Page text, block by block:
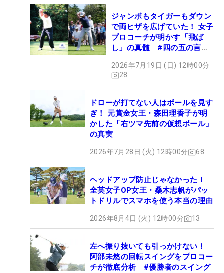
ジャンボもタイガーもダウン
で両ヒザを広げていた！ 女子
プロコーチが明かす「飛ば
し」の真髄 #四の五の言わ
2026年7月19日 (日) 12時00分
28
ドローが打てない人はボールを見す
ぎ！ 元賞金女王・森田理香子が明
かした「右ツマ先前の仮想ボール」
の真実
2026年7月28日 (火) 12時00分 68
ヘッドアップ防止じゃなかった！
全英女子OP女王・桑木志帆がパッ
トドリルでスマホを使う本当の理由
2026年8月4日 (火) 12時00分 13
左へ振り抜いても引っかけない！
阿部未悠の回転スイングをプロコー
チが徹底分析 #優勝者のスイング